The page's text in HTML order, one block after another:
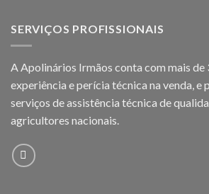
SERVIÇOS PROFISSIONAIS
A Apolinários Irmãos conta com mais de
experiência e perícia técnica na venda, e
serviços de assistência técnica de
agricultores nacionais.